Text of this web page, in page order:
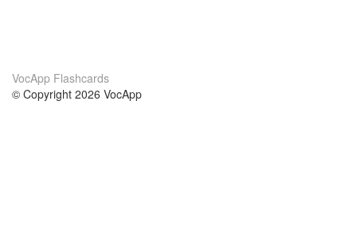
VocApp Flashcards
© Copyright 2026 VocApp